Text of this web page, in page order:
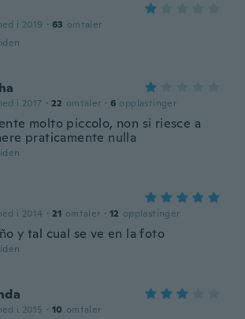
i 2019 · 63 omtaler
i 2017 · 22 omtaler · 6 opplastinger
molto piccolo, non si riesce a
praticamente nulla
i 2014 · 21 omtaler · 12 opplastinger
y tal cual se ve en la foto
i 2015 · 10 omtaler